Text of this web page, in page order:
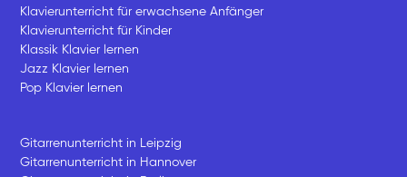
Klavierunterricht für erwachsene Anfänger
Klavierunterricht für Kinder
Klassik Klavier lernen
Jazz Klavier lernen
Pop Klavier lernen
Gitarrenunterricht in Leipzig
Gitarrenunterricht in Hannover